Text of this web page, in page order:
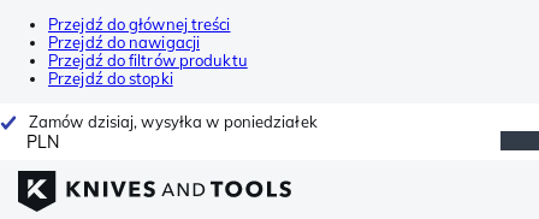
Przejdź do głównej treści
Przejdź do nawigacji
Przejdź do filtrów produktu
Przejdź do stopki
Zamów dzisiaj, wysyłka w poniedziałek
PLN